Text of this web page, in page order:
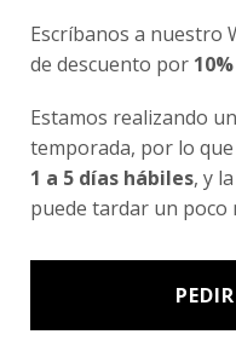
1 de 5 estrellas
2
5 de 5 estrellas
Tu valoración*
Escríbanos a nuestro
de descuento por
Estamos realizando
temporada, por lo
1 a 5 días hábiles, y
puede tardar un poco